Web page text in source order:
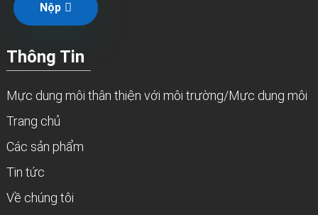
Nộp
Thông Tin
Mực dung môi thân thiện với môi trường/Mực dung môi
Trang chủ
Các sản phẩm
Tin tức
Về chúng tôi